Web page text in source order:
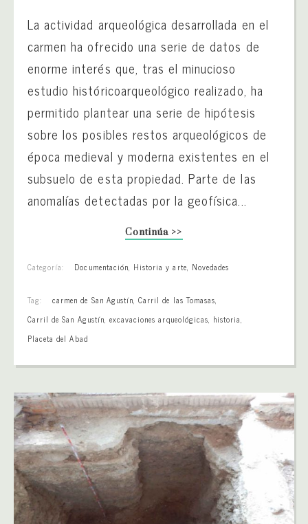
La actividad arqueológica desarrollada en el
carmen ha ofrecido una serie de datos de
enorme interés que, tras el minucioso
estudio históricoarqueológico realizado, ha
permitido plantear una serie de hipótesis
sobre los posibles restos arqueológicos de
época medieval y moderna existentes en el
subsuelo de esta propiedad. Parte de las
anomalías detectadas por la geofísica...
Continúa >>
Categoría: Documentación, Historia y arte, Novedades
Tag: carmen de San Agustín,Carril de las Tomasas,
Carril de San Agustín, excavaciones arqueológicas, historia,
Placeta del Abad